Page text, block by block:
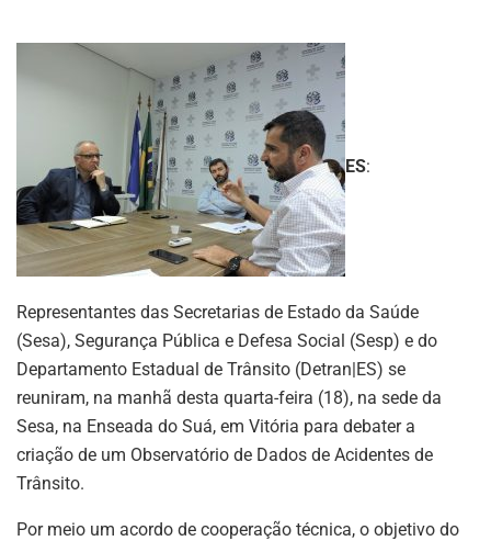
ES:
Representantes das Secretarias de Estado da Saúde
(Sesa), Segurança Pública e Defesa Social (Sesp) e do
Departamento Estadual de Trânsito (Detran|ES) se
reuniram, na manhã desta quarta-feira (18), na sede da
Sesa, na Enseada do Suá, em Vitória para debater a
criação de um Observatório de Dados de Acidentes de
Trânsito.
Por meio um acordo de cooperação técnica, o objetivo do